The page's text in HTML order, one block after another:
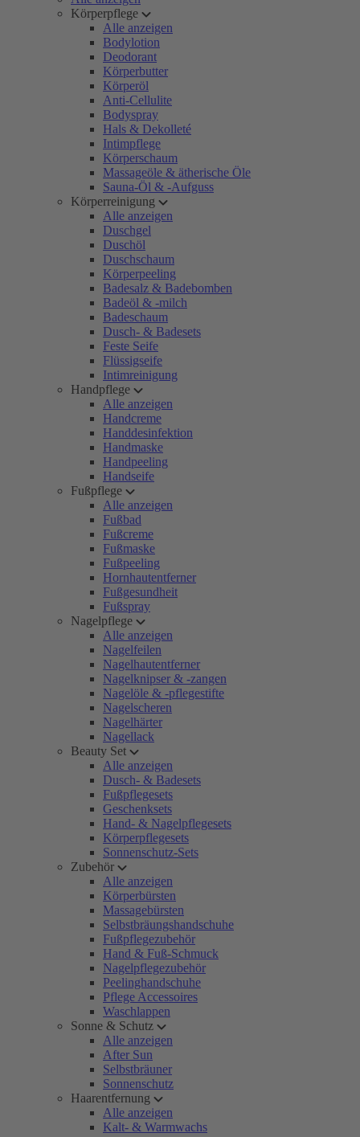
Körperpflege
Alle anzeigen
Bodylotion
Deodorant
Körperbutter
Körperöl
Anti-Cellulite
Bodyspray
Hals & Dekolleté
Intimpflege
Körperschaum
Massageöle & ätherische Öle
Sauna-Öl & -Aufguss
Körperreinigung
Alle anzeigen
Duschgel
Duschöl
Duschschaum
Körperpeeling
Badesalz & Badebomben
Badeöl & -milch
Badeschaum
Dusch- & Badesets
Feste Seife
Flüssigseife
Intimreinigung
Handpflege
Alle anzeigen
Handcreme
Handdesinfektion
Handmaske
Handpeeling
Handseife
Fußpflege
Alle anzeigen
Fußbad
Fußcreme
Fußmaske
Fußpeeling
Hornhautentferner
Fußgesundheit
Fußspray
Nagelpflege
Alle anzeigen
Nagelfeilen
Nagelhautentferner
Nagelknipser & -zangen
Nagelöle & -pflegestifte
Nagelscheren
Nagelhärter
Nagellack
Beauty Set
Alle anzeigen
Dusch- & Badesets
Fußpflegesets
Geschenksets
Hand- & Nagelpflegesets
Körperpflegesets
Sonnenschutz-Sets
Zubehör
Alle anzeigen
Körperbürsten
Massagebürsten
Selbstbräungshandschuhe
Fußpflegezubehör
Hand & Fuß-Schmuck
Nagelpflegezubehör
Peelinghandschuhe
Pflege Accessoires
Waschlappen
Sonne & Schutz
Alle anzeigen
After Sun
Selbstbräuner
Sonnenschutz
Haarentfernung
Alle anzeigen
Kalt- & Warmwachs